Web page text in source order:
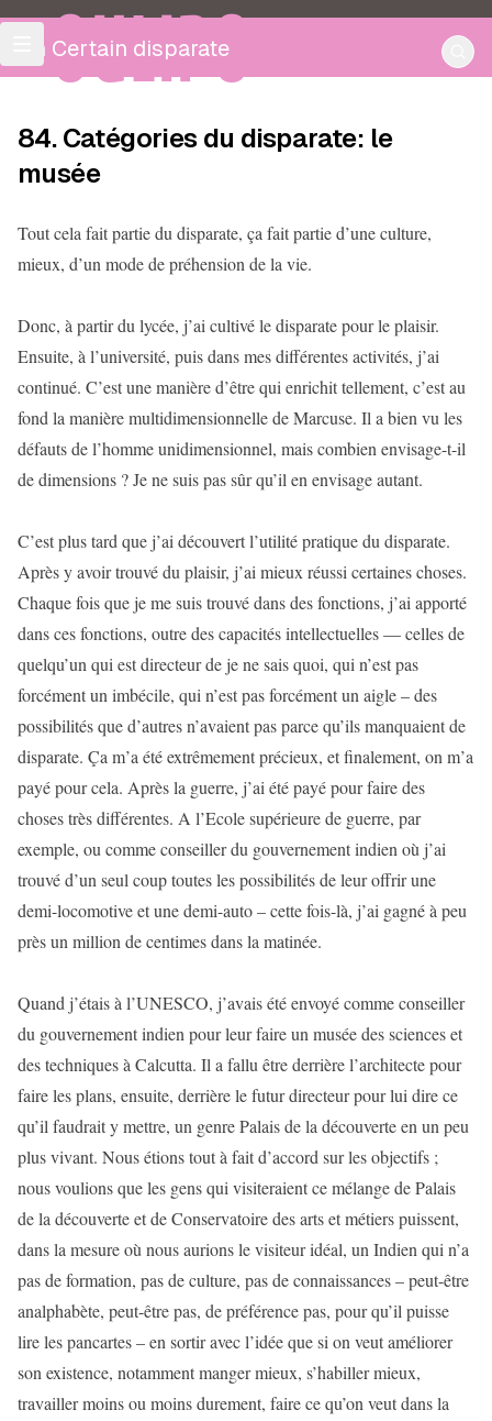
OULIPO
Un Certain disparate
84. Catégories du disparate: le
musée
Tout cela fait partie du disparate, ça fait partie d’une culture,
mieux, d’un mode de préhension de la vie.
Donc, à partir du lycée, j’ai cultivé le disparate pour le plaisir.
Ensuite, à l’université, puis dans mes différentes activités, j’ai
continué. C’est une manière d’être qui enrichit tellement, c’est au
fond la manière multidimensionnelle de Marcuse. Il a bien vu les
défauts de l’homme unidimensionnel, mais combien envisage-t-il
de dimensions ? Je ne suis pas sûr qu’il en envisage autant.
C’est plus tard que j’ai découvert l’utilité pratique du disparate.
Après y avoir trouvé du plaisir, j’ai mieux réussi certaines choses.
Chaque fois que je me suis trouvé dans des fonctions, j’ai apporté
dans ces fonctions, outre des capacités intellectuelles — celles de
quelqu’un qui est directeur de je ne sais quoi, qui n’est pas
forcément un imbécile, qui n’est pas forcément un aigle – des
possibilités que d’autres n’avaient pas parce qu’ils manquaient de
disparate. Ça m’a été extrêmement précieux, et finalement, on m’a
payé pour cela. Après la guerre, j’ai été payé pour faire des
choses très différentes. A l’Ecole supérieure de guerre, par
exemple, ou comme conseiller du gouvernement indien où j’ai
trouvé d’un seul coup toutes les possibilités de leur offrir une
demi-locomotive et une demi-auto – cette fois-là, j’ai gagné à peu
près un million de centimes dans la matinée.
Quand j’étais à l’UNESCO, j’avais été envoyé comme conseiller
du gouvernement indien pour leur faire un musée des sciences et
des techniques à Calcutta. Il a fallu être derrière l’architecte pour
faire les plans, ensuite, derrière le futur directeur pour lui dire ce
qu’il faudrait y mettre, un genre Palais de la découverte en un peu
plus vivant. Nous étions tout à fait d’accord sur les objectifs ;
nous voulions que les gens qui visiteraient ce mélange de Palais
de la découverte et de Conservatoire des arts et métiers puissent,
dans la mesure où nous aurions le visiteur idéal, un Indien qui n’a
pas de formation, pas de culture, pas de connaissances – peut-être
analphabète, peut-être pas, de préférence pas, pour qu’il puisse
lire les pancartes – en sortir avec l’idée que si on veut améliorer
son existence, notamment manger mieux, s’habiller mieux,
travailler moins ou moins durement, faire ce qu’on veut dans la